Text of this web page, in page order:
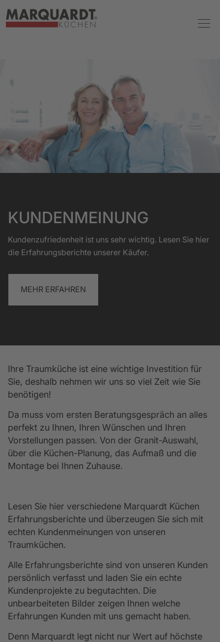
KUNDENMEINUNG
Kundenzufriedenheit ist uns sehr wichtig. Lesen Sie hier
die Erfahrungsberichte unserer Käufer.
MEHR ERFAHREN
Ihre Traumküche ist eine wichtige Investition für
Sie, deshalb nehmen wir uns so viel Zeit wie Sie
benötigen!
Da muss vom ersten Beratungsgespräch an alles
perfekt zu Ihnen, Ihren Wünschen und Ihren
Vorstellungen passen. Von der Granit-Auswahl,
über die Küchen-Planung, das Aufmaß und die
Montage bei Ihnen Zuhause.
Lesen Sie hier verschiedene Marquardt Küchen
Erfahrungsberichte und überzeugen Sie sich mit
echten Kundenmeinungen von unseren
Traumküchen.
Alle Erfahrungsberichte sind von unseren Kunden
persönlich verfasst und laden Sie ein echte
Kundenprojekte zu begutachten. Die
unbearbeiteten Bilder zeigen Ihnen welche
Erfahrungen Kunden mit uns gemacht haben.
Denn Marquardt legt nicht nur Wert auf höchste